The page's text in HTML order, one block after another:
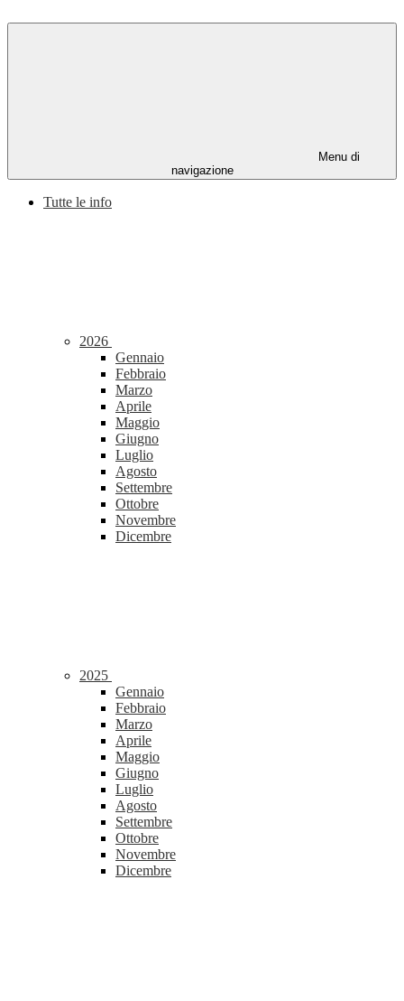
Menu di
navigazione
Tutte le info
2026
Gennaio
Febbraio
Marzo
Aprile
Maggio
Giugno
Luglio
Agosto
Settembre
Ottobre
Novembre
Dicembre
2025
Gennaio
Febbraio
Marzo
Aprile
Maggio
Giugno
Luglio
Agosto
Settembre
Ottobre
Novembre
Dicembre